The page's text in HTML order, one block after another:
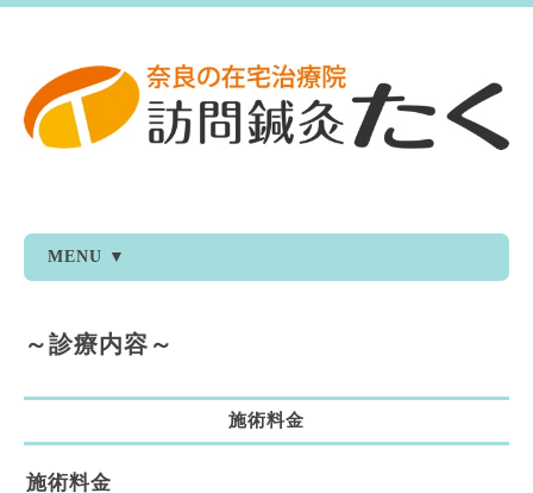
MENU ▼
～診療内容～
施術料金
施術料金